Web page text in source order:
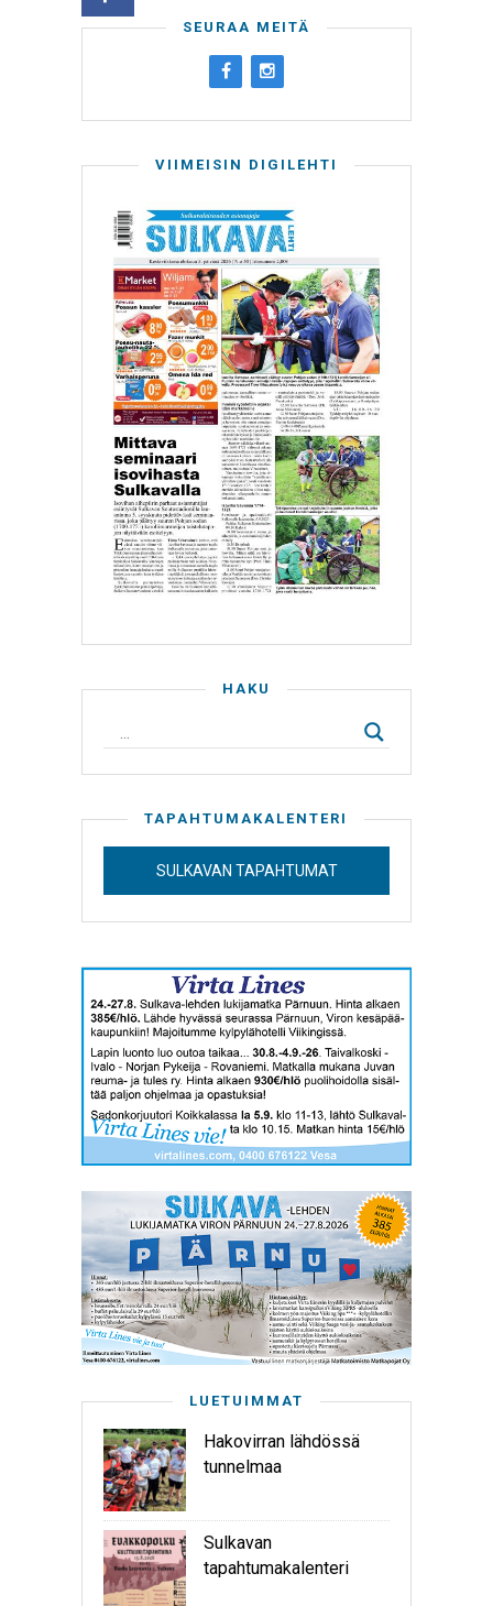
SEURAA MEITÄ
VIIMEISIN DIGILEHTI
HAKU
TAPAHTUMAKALENTERI
SULKAVAN TAPAHTUMAT
LUETUIMMAT
Hakovirran lähdössä
tunnelmaa
Sulkavan
tapahtumakalenteri